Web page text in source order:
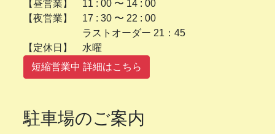
【昼営業】 11 : 00 〜 14 : 00
【夜営業】 17 : 30 〜 22 : 00
ラストオーダー 21：45
【定休日】 水曜
短縮営業中 詳細はこちら
駐車場のご案内